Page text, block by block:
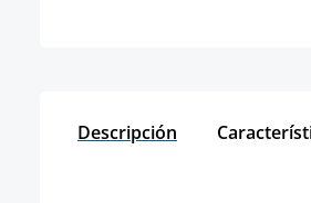
Descripción